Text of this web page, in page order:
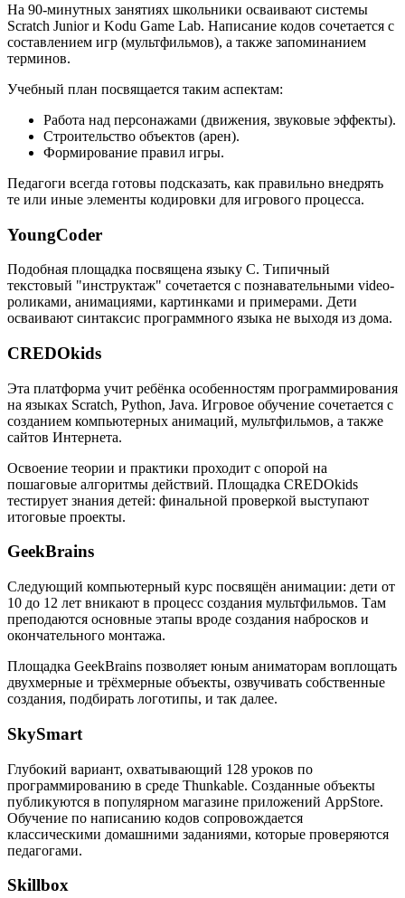
На 90-минутных занятиях школьники осваивают системы
Scratch Junior и Kodu Game Lab. Написание кодов сочетается с
составлением игр (мультфильмов), а также запоминанием
терминов.
Учебный план посвящается таким аспектам:
Работа над персонажами (движения, звуковые эффекты).
Строительство объектов (арен).
Формирование правил игры.
Педагоги всегда готовы подсказать, как правильно внедрять
те или иные элементы кодировки для игрового процесса.
YoungCoder
Подобная площадка посвящена языку C. Типичный
текстовый "инструктаж" сочетается с познавательными video-
роликами, анимациями, картинками и примерами. Дети
осваивают синтаксис программного языка не выходя из дома.
CREDOkids
Эта платформа учит ребёнка особенностям программирования
на языках Scratch, Python, Java. Игровое обучение сочетается с
созданием компьютерных анимаций, мультфильмов, а также
сайтов Интернета.
Освоение теории и практики проходит с опорой на
пошаговые алгоритмы действий. Площадка CREDOkids
тестирует знания детей: финальной проверкой выступают
итоговые проекты.
GeekBrains
Следующий компьютерный курс посвящён анимации: дети от
10 до 12 лет вникают в процесс создания мультфильмов. Там
преподаются основные этапы вроде создания набросков и
окончательного монтажа.
Площадка GeekBrains позволяет юным аниматорам воплощать
двухмерные и трёхмерные объекты, озвучивать собственные
создания, подбирать логотипы, и так далее.
SkySmart
Глубокий вариант, охватывающий 128 уроков по
программированию в среде Thunkable. Созданные объекты
публикуются в популярном магазине приложений AppStore.
Обучение по написанию кодов сопровождается
классическими домашними заданиями, которые проверяются
педагогами.
Skillbox